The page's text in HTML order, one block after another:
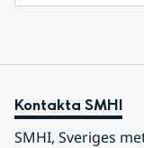
Kontakta SMHI
SMHI, Sveriges